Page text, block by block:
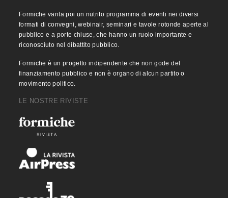
Formiche vanta poi un nutrito programma di eventi nei diversi
formati di convegni, webinair, seminari e tavole rotonde aperte al
pubblico e a porte chiuse, che hanno un ruolo importante e
riconosciuto nel dibattito pubblico.
Formiche è un progetto indipendente che non gode del
finanziamento pubblico e non è organo di alcun partito o
movimento politico.
LE NOSTRE RIVISTE